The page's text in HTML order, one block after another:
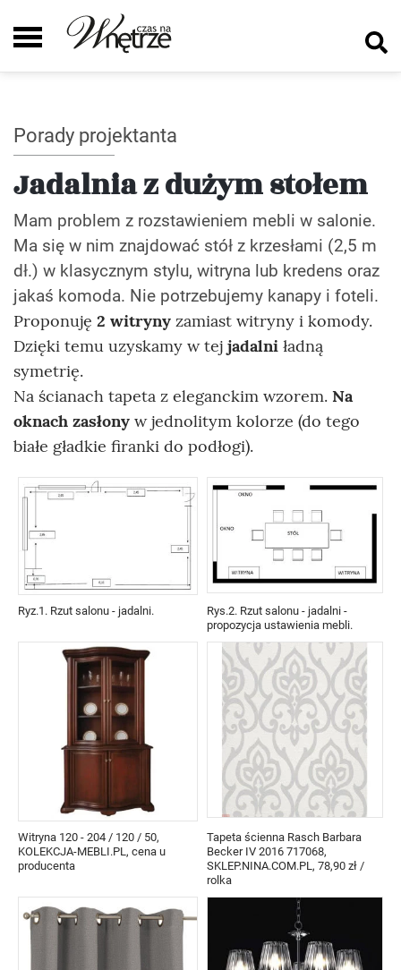
Porady projektanta
Jadalnia z dużym stołem
Mam problem z rozstawieniem mebli w salonie.
Ma się w nim znajdować stół z krzesłami (2,5 m
dł.) w klasycznym stylu, witryna lub kredens oraz
jakaś komoda. Nie potrzebujemy kanapy i foteli.
Proponuję 2 witryny zamiast witryny i komody.
Dzięki temu uzyskamy w tej jadalni ładną
symetrię.
Na ścianach tapeta z eleganckim wzorem. Na
oknach zasłony w jednolitym kolorze (do tego
białe gładkie firanki do podłogi).
Ryz.1. Rzut salonu - jadalni.
Rys.2. Rzut salonu - jadalni -
propozycja ustawienia mebli.
Witryna 120 - 204 / 120 / 50,
KOLEKCJA-MEBLI.PL, cena u
producenta
Tapeta ścienna Rasch Barbara
Becker IV 2016 717068,
SKLEP.NINA.COM.PL, 78,90 zł /
rolka